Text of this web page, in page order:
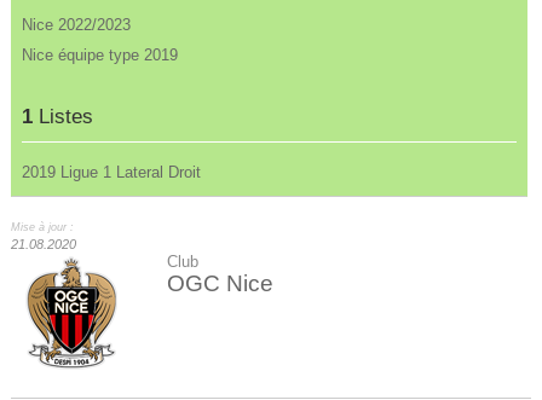
Nice 2022/2023
Nice équipe type 2019
1 Listes
2019 Ligue 1 Lateral Droit
Mise à jour :
21.08.2020
Club
OGC Nice